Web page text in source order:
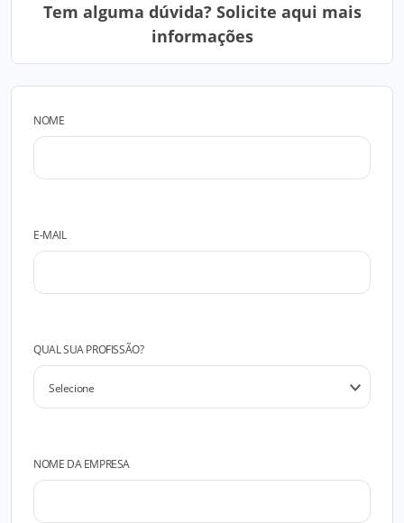
Tem alguma dúvida? Solicite aqui mais
informações
NOME
E-MAIL
QUAL SUA PROFISSÃO?
NOME DA EMPRESA